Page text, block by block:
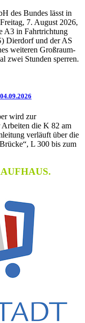
des Bundes lässt in
7. August 2026,
A3 in Fahrtrichtung
Dierdorf und der AS
weiteren Großraum-
zwei Stunden sperren.
wird zur
Arbeiten die K 82 am
verläuft über die
L 300 bis zum